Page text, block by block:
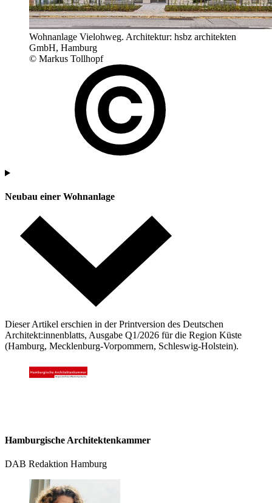
Wohnanlage Vielohweg. Architektur: hsbz architekten
GmbH, Hamburg
© Markus Tollhopf
Neubau einer Wohnanlage
Dieser Artikel erschien in der Printversion des Deutschen
Architekt:innenblatts, Ausgabe Q1/2026 für die Region Küste
(Hamburg, Mecklenburg-Vorpommern, Schleswig-Holstein).
Hamburgische Architektenkammer
DAB Redaktion Hamburg